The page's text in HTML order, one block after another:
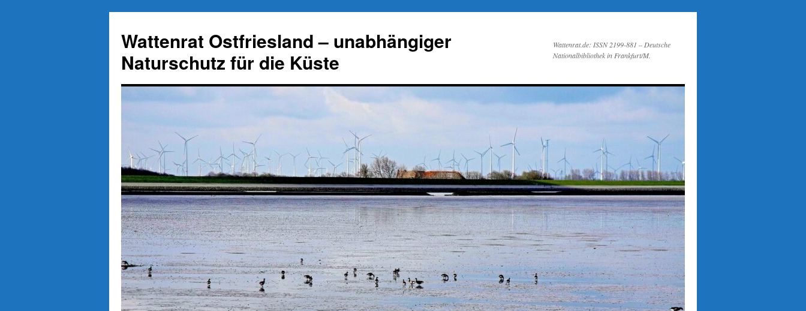
springen
Wattenrat Ostfriesland – unabhängiger
Naturschutz für die Küste
Wattenrat.de: ISSN 2199-881 – Deutsche
Nationalbibliothek in Frankfurt/M.